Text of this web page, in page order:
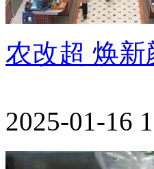
农改超 焕新
2025-01-16